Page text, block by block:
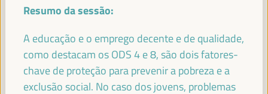
ANTONIO SANZ
Ministro da Presidência, Interior, Diálogo Social e
Simplificação Administrativa - Junta de AndalucíaEspaña
Resumo da sessão:
A educação e o emprego decente e de qualidade,
como destacam os ODS 4 e 8, são dois fatores-
chave de proteção para prevenir a pobreza e a
exclusão social. No caso dos jovens, problemas